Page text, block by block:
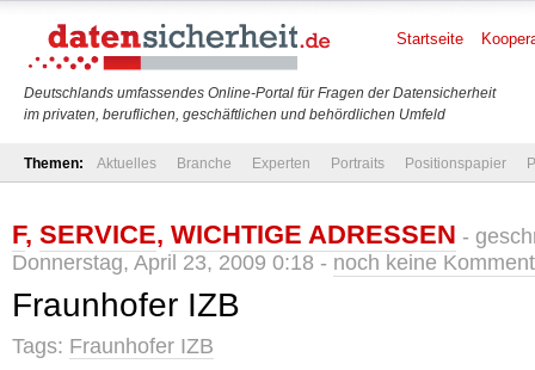
Deutschlands umfassendes Online-Portal für Fragen der Datensicherheit
im privaten, beruflichen, geschäftlichen und behördlichen Umfeld
Startseite
Themen: Aktuelles Branche Experten Portraits Positionspapier
F, SERVICE, WICHTIGE ADRESSEN -
Donnerstag, April 23, 2009 0:18 - noch keine
Fraunhofer IZB
Tags: Fraunhofer IZB